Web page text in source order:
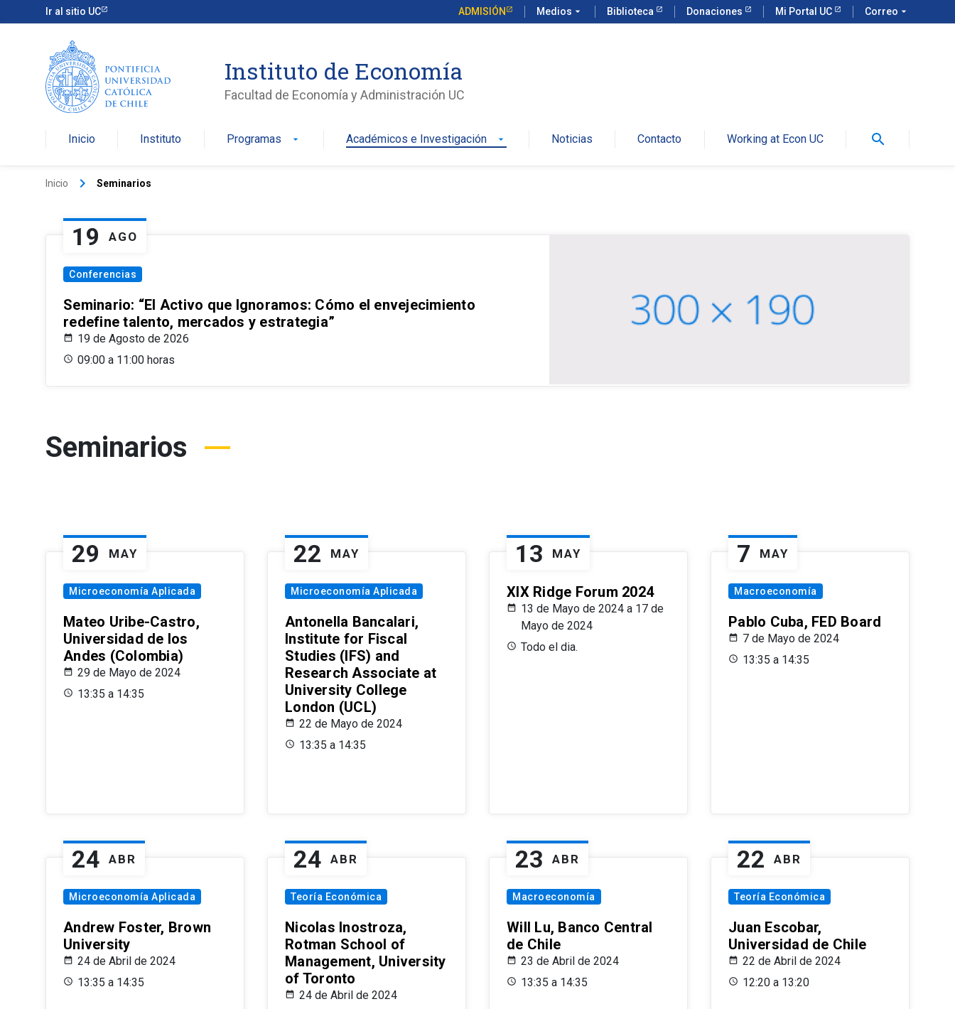
Ir al sitio UC ADMISIÓN Medios arrow_drop_down Biblioteca Donaciones Mi Portal UC Correo arrow_drop_down
Instituto de Economía
Facultad de Economía y Administración UC
Inicio Instituto Programas arrow_drop_down Académicos e Investigación arrow_drop_down Noticias Contacto Working at Econ UC search
Inicio keyboard_arrow_right Seminarios
19 AGO
Conferencias
Seminario: “El Activo que Ignoramos: Cómo el envejecimiento
redefine talento, mercados y estrategia”
19 de Agosto de 2026
09:00 a 11:00 horas
Seminarios
29 MAY
Microeconomía Aplicada
Mateo Uribe-Castro,
Universidad de los
Andes (Colombia)
29 de Mayo de 2024
13:35 a 14:35
22 MAY
Microeconomía Aplicada
Antonella Bancalari,
Institute for Fiscal
Studies (IFS) and
Research Associate at
University College
London (UCL)
22 de Mayo de 2024
13:35 a 14:35
13 MAY
XIX Ridge Forum 2024
13 de Mayo de 2024 a 17 de
Mayo de 2024
Todo el dia.
7 MAY
Macroeconomía
Pablo Cuba, FED Board
7 de Mayo de 2024
13:35 a 14:35
24 ABR
Microeconomía Aplicada
Andrew Foster, Brown
University
24 de Abril de 2024
13:35 a 14:35
24 ABR
Teoría Económica
Nicolas Inostroza,
Rotman School of
Management, University
of Toronto
24 de Abril de 2024
23 ABR
Macroeconomía
Will Lu, Banco Central
de Chile
23 de Abril de 2024
13:35 a 14:35
22 ABR
Teoría Económica
Juan Escobar,
Universidad de Chile
22 de Abril de 2024
12:20 a 13:20